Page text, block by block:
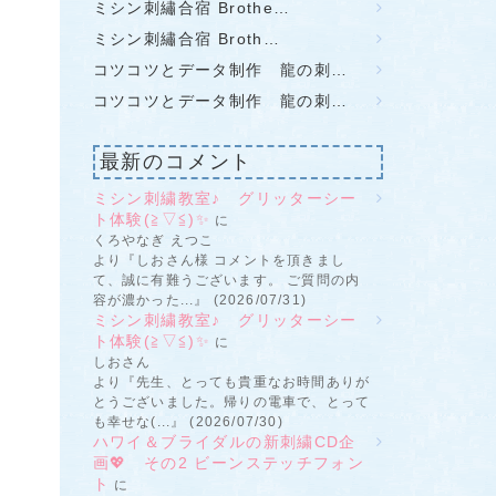
ミシン刺繡合宿 Brothe…
ミシン刺繡合宿 Broth…
コツコツとデータ制作 龍の刺…
コツコツとデータ制作 龍の刺…
最新のコメント
ミシン刺繍教室♪ グリッターシー
ト体験(≧▽≦)✨ に
くろやなぎ えつこ
より『しおさん様 コメントを頂きまし
て、誠に有難うございます。 ご質問の内
容が濃かった...』 (2026/07/31)
ミシン刺繍教室♪ グリッターシー
ト体験(≧▽≦)✨ に
しおさん
より『先生、とっても貴重なお時間ありが
とうございました。帰りの電車で、とって
も幸せな(...』 (2026/07/30)
ハワイ＆ブライダルの新刺繍CD企
画💖 その2 ビーンステッチフォン
ト
に